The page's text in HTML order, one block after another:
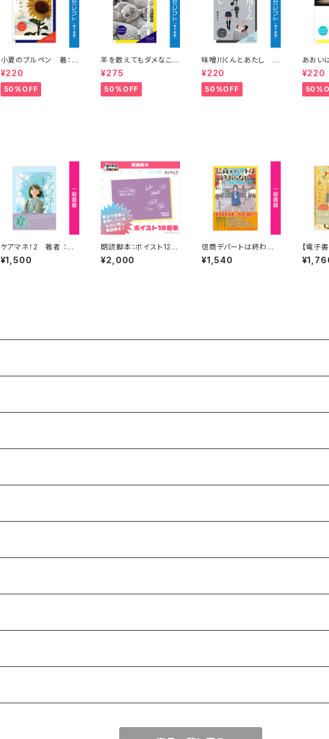
小夏のブルペン 著：皐
月ハル
¥220
50%OFF
羊を数えてもダメなこ
と 著：千楓
¥275
50%OFF
味噌川くんとあたし
著：榎本まう
¥220
50%OFF
あおい
の 著：
¥220
ケアマネ！2 著者 ：い
ぬじゅん
¥1,500
朗読脚本：ボイスト12
～あかねさす＋えのじょ
放送部「あかねさす紫
¥2,000
信商デパートは終わら
ない 著者 ：塚田浩司
¥1,540
【電子
ア 著者
イ編集